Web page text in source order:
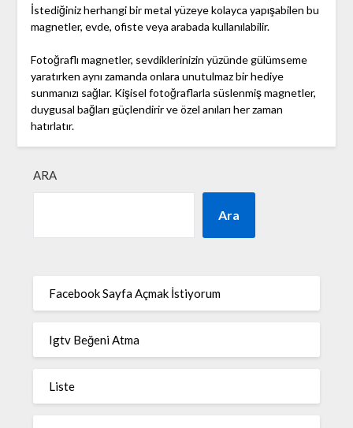
İstediğiniz herhangi bir metal yüzeye kolayca yapışabilen bu
magnetler, evde, ofiste veya arabada kullanılabilir.
Fotoğraflı magnetler, sevdiklerinizin yüzünde gülümseme
yaratırken aynı zamanda onlara unutulmaz bir hediye
sunmanızı sağlar. Kişisel fotoğraflarla süslenmiş magnetler,
duygusal bağları güçlendirir ve özel anıları her zaman
hatırlatır.
ARA
Ara
Facebook Sayfa Açmak İstiyorum
Igtv Beğeni Atma
Liste